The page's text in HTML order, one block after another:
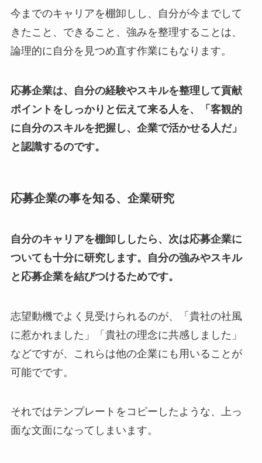
今までのキャリアを棚卸しし、自分が今までして
きたこと、できること、強みを整理することは、
論理的に自分を見つめ直す作業にもなります。
応募企業は、自分の経験やスキルを整理して貢献
ポイントをしっかりと伝えて来る人を、「客観的
に自分のスキルを把握し、企業で活かせる人だ」
と認識するのです。
応募企業の事を知る、企業研究
自分のキャリアを棚卸ししたら、次は応募企業に
ついても十分に研究します。自分の強みやスキル
と応募企業を結びつけるためです。
志望動機でよく見受けられるのが、「貴社の社風
に惹かれました」「貴社の理念に共感しました」
などですが、これらは他の企業にも用いることが
可能でです。
それではテンプレートをコピーしたような、上っ
面な文面になってしまいます。